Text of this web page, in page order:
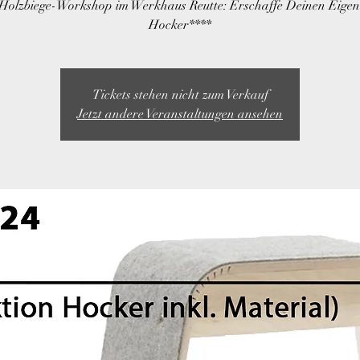
Workshop im Werkhaus Reutte: Erschaffe Deinen
Hocker****
Tickets stehen nicht zum Verkauf
Jetzt andere Veranstaltungen ansehen